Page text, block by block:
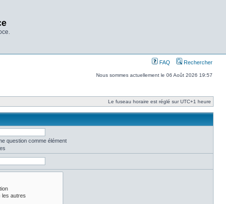
FAQ Rechercher
Nous sommes actuellement le 06 Août 2026 19:57
Le fuseau horaire est réglé sur UTC+1 heure
question comme élément